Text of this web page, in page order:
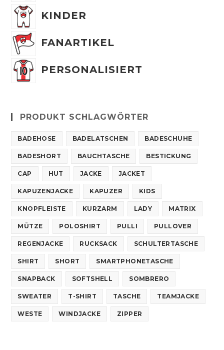
KINDER
FANARTIKEL
PERSONALISIERT
PRODUKT SCHLAGWÖRTER
BADEHOSE BADELATSCHEN BADESCHUHE
BADESHORT BAUCHTASCHE BESTICKUNG
CAP HUT JACKE JACKET
KAPUZENJACKE KAPUZER KIDS
KNOPFLEISTE KURZARM LADY MATRIX
MÜTZE POLOSHIRT PULLI PULLOVER
REGENJACKE RUCKSACK SCHULTERTASCHE
SHIRT SHORT SMARTPHONETASCHE
SNAPBACK SOFTSHELL SOMBRERO
SWEATER T-SHIRT TASCHE TEAMJACKE
WESTE WINDJACKE ZIPPER